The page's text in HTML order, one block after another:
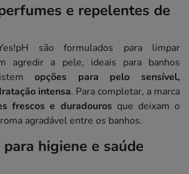
e repelentes de
são formulados para limpar
agredir a pele, ideais para banhos
opções para pelo sensível,
intensa. Para completar, a marca
frescos e duradouros que deixam o
agradável entre os banhos.
higiene e saúde